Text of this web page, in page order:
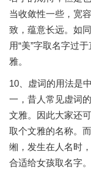
当收敛性一些，宽
致，蕴意长远。如
用“美”字取名字过
雅。
10、虚词的用法是
一，昔人常见虚词
文雅。因此大家还
取个文雅的名称。
缃，发生在人名时
合适给女孩取名字。